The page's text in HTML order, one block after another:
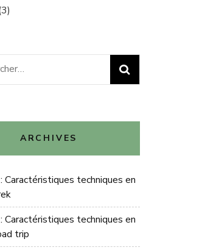
:
ARCHIVES
Caractéristiques techniques en
Caractéristiques techniques en
trip